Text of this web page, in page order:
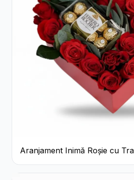
Aranjament Inimă Roșie cu
și Ferrero Rocher Premium